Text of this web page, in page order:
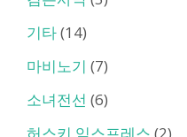
기타(14)
마비노기 (7)
소녀전선 (6)